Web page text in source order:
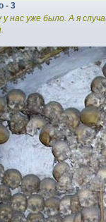
- 3
нас уже было. А я